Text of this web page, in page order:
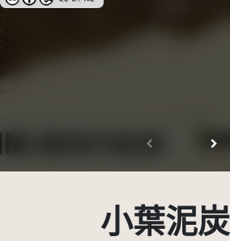
小葉泥